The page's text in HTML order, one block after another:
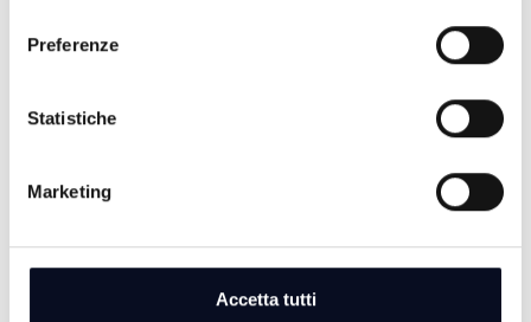
Preferenze
Statistiche
Marketing
Accetta tutti